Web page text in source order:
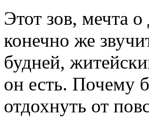
Этот зов, мечта
конечно же
будней,
он есть. Почему
отдохнуть от